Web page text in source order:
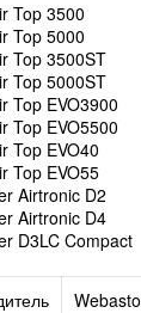
Top 3500
Top 5000
Top 3500ST
Top 5000ST
Top EVO3900
Top EVO5500
Top EVO40
Top EVO55
Airtronic D2
Airtronic D4
D3LC Compact
Webasto